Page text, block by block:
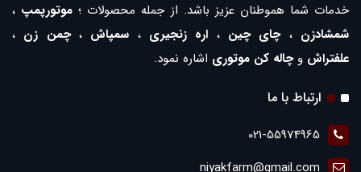
خدمات شما هموطنان عزیز باشد. از جمله محصولات ؛ موتورپمپ ،
شمشادزن ،چای چین ، اره زنجیری ، سمپاش ،چمن زن ،
علفتراش وچاله کن موتوری اشاره نمود.
ارتباط با ما
021-55974965
niyakfarm@gmail.com